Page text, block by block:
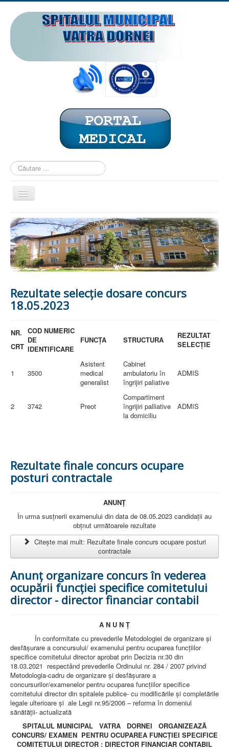
Căutare
...
Comută
navigarea
PREZENTARE
PREZENTARE SPITAL
ISTORIE
ACREDITĂRI/CERTIFICĂRI
CERTIFICAT ACREDITARE SPITAL
STRUCTURA SPITALULUI
SECŢIA OBSTETRICĂ GINECOLOGIE
SECŢIA CHIRURGIE
COMPARTIMENT PEDIATRIE
COMPARTIMENTUL DE PRIMIRE URGENȚE (CPU)
LABORATOARE
LABORATOR DE ANALIZE MEDICALE
LABORATOR DE RADIOLOGIE ŞI IMAGISTICĂ
APARAT FUNCŢIONAL
DISPENSAR DE PNEUMOFTIZIOLOGIE (TBC)
AMBULATOR CHIRURGIE
AMBULATOR ORTOPEDIE ȘI TRAUMATOLOGIE
AMBULATOR MEDICINĂ INTERNĂ
AMBULATOR PEDIATRIE
AMBULATOR ÎNGRIJIRI PALIATIVE
MANAGEMENT
PROIECT DE MANAGEMENT 2026
PLAN STRATEGIC 2021 - 2025
PROIECT DE MANAGEMENT 2021
PROIECT DE MANAGEMENT 2017
COMITET DIRECTOR
DECLARATIE MANAGER PRIVIND IMPLEMENTAREA
SISTEMULUI DE CALITATE 2019
PLAN MANAGEMENT
INFORMAŢII
PROGRAM VOLUNTARIAT
JURIDIC
LEGISLAȚIE
ECONOMIC
ACHIZIŢII PUBLICE
BUGET
CONTRACTE C.A.S.
CONTRACTE PROGRAME NAȚIONALE
Rezultate selecție dosare concurs
18.05.2023
NR.
CRT
COD NUMERIC
DE
IDENTIFICARE
FUNCȚA STRUCTURA
REZULTAT
SELECȚIE
1 3500
Asistent
medical
generalist
Cabinet
ambulatoriu în
îngrijiri paliative
ADMIS
2 3742 Preot
Compartiment
îngrijiri palliative
la domiciliu
ADMIS
Rezultate finale concurs ocupare
posturi contractale
ANUNȚ
În urma susțnerii examenului din data de 08.05.2023 candidații au
obțnut următoarele rezultate
Citește mai mult: Rezultate finale concurs ocupare posturi
contractale
Anunț organizare concurs în vederea
ocupării funcției specifice comitetului
director - director financiar contabil
A N U N Ţ
În conformitate cu prevederile Metodologiei de organizare şi
desfăşurare a concursului/ examenului pentru ocuparea funcţiilor
specifice comitetului director aprobat prin Decizia nr.30 din
18.03.2021 respectând prevederile Ordinului nr. 284 / 2007 privind
Metodologia-cadru de organizare şi desfăşurare a
concursurilor/examenelor pentru ocuparea funcţiilor specifice
comitetului director din spitalele publice- cu modificările și completările
legale ulterioare și ale Legii nr.95/2006 – reforma în domeniul
sănătăţii- actualizată
SPITALUL MUNICIPAL VATRA DORNEI ORGANIZEAZĂ
CONCURS/ EXAMEN PENTRU OCUPAREA FUNCȚIEI SPECIFICE
COMITETULUI DIRECTOR : DIRECTOR FINANCIAR CONTABIL